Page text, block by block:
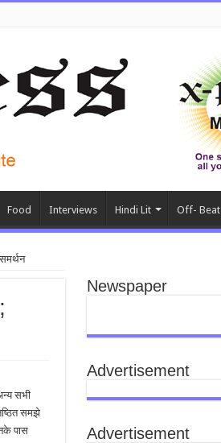
Food Interviews Hindi Lit Off- Beat
सभी
समझे
पास
Newspaper
Advertisement
Advertisement